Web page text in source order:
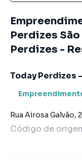
Perdizes São
Perdizes -
Today Perdizes
Rua Airosa Galvão,
Código de